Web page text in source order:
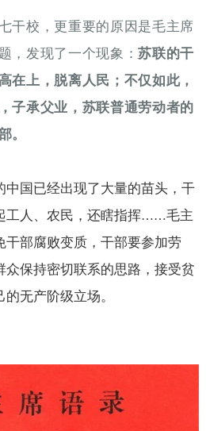
干校，更重要的原因是毛主席
，发现了一个现象：苏联的干
在上，脱离人民；不仅如此，
子承父业，苏联普通劳动者的
。
中国已经出现了大量的苗头，干
工人、农民，还瞎指挥……毛主
干部腐败变质，干部要参加劳
众保持密切联系的思路，接受贫
无产阶级立场。